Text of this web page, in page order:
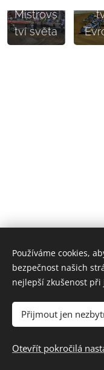
Mistrovs
tví světa
© 2026 Moto-
+420
Používáme cookies,
bezpečnost našich
nejlepší zkušenost při
Přijmout jen
Otevřít pokročilá